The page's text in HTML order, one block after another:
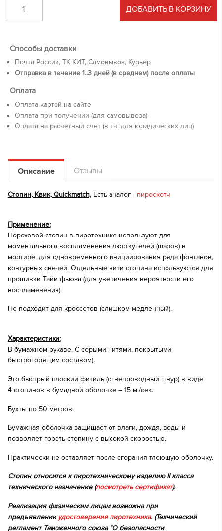
ДОБАВИТЬ В КОРЗИНУ
Способы доставки
Почта России, ТК КИТ, Самовывоз, Курьер
Отправка в течение 1..3 дней (в среднем) после оплаты
Оплата
Оплата картой на сайте
Оплата при получении (для самовывоза)
Оплата на расчетный счет (в т.ч. для юридических лиц)
Описание Отзывы
Стопин, Квик, Quickmatch,Есть аналог - пироскотч
Применение:
Пороховой стопин в пиротехнике используют для
моментального воспламенения люсткугелей (шаров) в
мортире, для одновременного инициирования ряда фонтанов,
контурных свечей. Отдельные нити стопина используются для
прошивки Тайм фьюза (для увеличения вероятности его
воспламенения).
Не подходит для кроссетов (слишком медленный).
Характеристики:
В бумажном рукаве. С серыми нитями, покрытыми
быстрогорящим составом).
Это быстрый плоский фитиль (огнепроводный шнур) в виде
4 стопинов в бумадной оболочке – 15 м./сек.
Бухты по 50 метров.
Бумажная оболочка защищает от влаги, дождя, воды и
позволяет гореть стопину с высокой скоростью.
Практически не оставляет после сгорания тлеющую оболочку.
Стопин относится к пиротехническому изделию II класса
технического назначение (посмотреть сертификат).
Реализация физическим лицам возможна при
предъявлении удостоверения пиротехника. (Технический
регламент Таможенного союза "О безопасности